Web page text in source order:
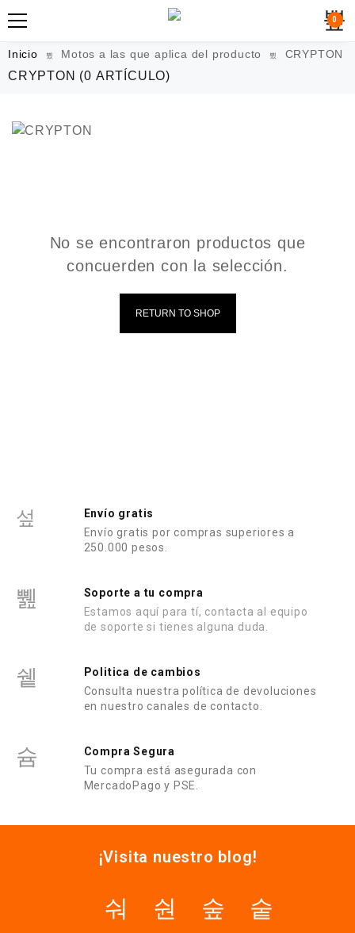
0
Inicio Motos a las que aplica del producto CRYPTON
CRYPTON (0 ARTÍCULO)
No se encontraron productos que
concuerden con la selección.
RETURN TO SHOP
Envío gratis
Envío gratis por compras superiores a
250.000 pesos.
Soporte a tu compra
Estamos aquí para tí, contacta al equipo
de soporte si tienes alguna duda.
Politica de cambios
Consulta nuestra política de devoluciones
en nuestro canales de contacto.
Compra Segura
Tu compra está asegurada con
MercadoPago y PSE.
¡Visita nuestro blog!